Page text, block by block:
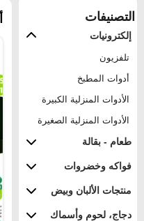
التصنيفات
إلكترونيات
تلفزيون
أدوات المطبخ
الأدوات المنزلية الكبيرة
الأدوات المنزلية الصغيرة
طعام - بقالة
فواكه وخضروات
منتجات الألبان وبيض
دجاج، لحوم وأسماك